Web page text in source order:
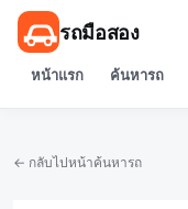
รถมือสอง
หน้าแรก ค้นหารถ
← กลับไปหน้าค้นหารถ